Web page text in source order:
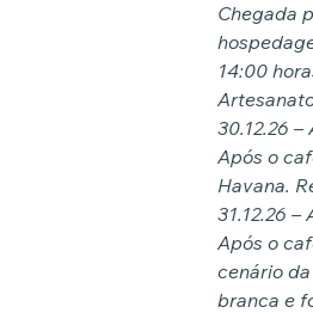
Chegada
14:00
30.12.26
Após o
Havana.
31.12.26
Após o
cenário
branca e